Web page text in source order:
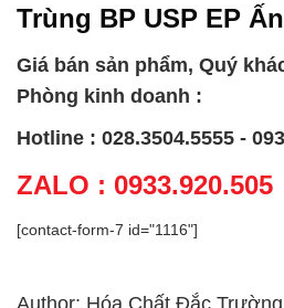
Trùng BP USP EP
Giá bán sản phẩm, Quý
Phòng kinh doanh :
Hotline : 028.3504.5555 -
ZALO : 0933.920.505
[contact-form-7 id="1116"]
Author: Hóa Chất Đắc